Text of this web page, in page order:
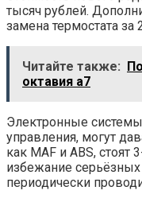
тысяч рублей.
замена термостата за
Читайте также:
октавия а7
Электронные
управления, могут
как MAF и ABS, стоят
избежание
периодически